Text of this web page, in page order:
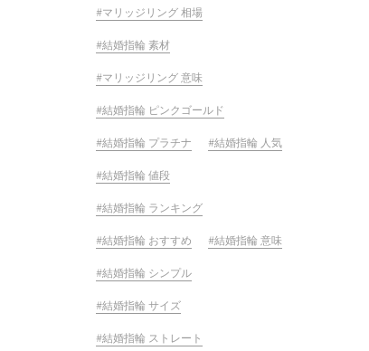
マリッジリング 相場
結婚指輪 素材
マリッジリング 意味
結婚指輪 ピンクゴールド
結婚指輪 プラチナ 結婚指輪 人気
結婚指輪 値段
結婚指輪 ランキング
結婚指輪 おすすめ 結婚指輪 意味
結婚指輪 シンプル
結婚指輪 サイズ
結婚指輪 ストレート